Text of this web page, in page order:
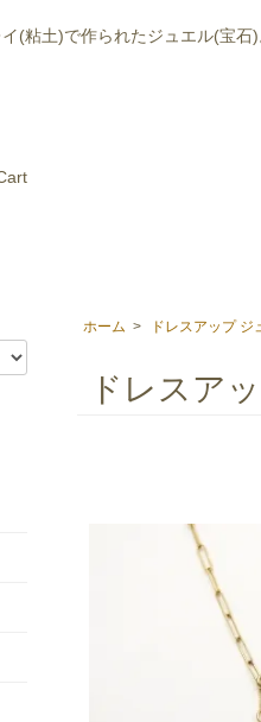
(粘土)で作られたジュエル(宝石
ホーム > ドレスアップ ジ
ドレスア